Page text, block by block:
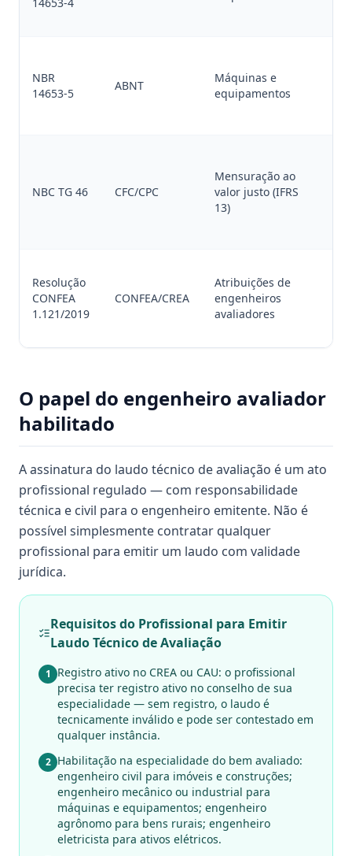
NBR
14653-5
ABNT
Máquinas e
equipamentos
NBC TG 46 CFC/CPC
Mensuração ao
valor justo (IFRS
13)
Resolução
CONFEA
1.121/2019
CONFEA/CREA
Atribuições de
engenheiros
avaliadores
O papel do engenheiro avaliador
habilitado
A assinatura do laudo técnico de avaliação é um ato
profissional regulado — com responsabilidade
técnica e civil para o engenheiro emitente. Não é
possível simplesmente contratar qualquer
profissional para emitir um laudo com validade
jurídica.
Requisitos do Profissional para Emitir
Laudo Técnico de Avaliação
1
Registro ativo no CREA ou CAU: o profissional
precisa ter registro ativo no conselho de sua
especialidade — sem registro, o laudo é
tecnicamente inválido e pode ser contestado em
qualquer instância.
2 Habilitação na especialidade do bem avaliado:
engenheiro civil para imóveis e construções;
engenheiro mecânico ou industrial para
máquinas e equipamentos; engenheiro
agrônomo para bens rurais; engenheiro
eletricista para ativos elétricos.